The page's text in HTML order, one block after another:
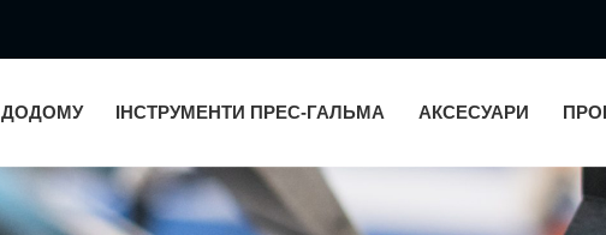
ДОДОМУ ІНСТРУМЕНТИ ПРЕС-ГАЛЬМА АКСЕСУАРИ